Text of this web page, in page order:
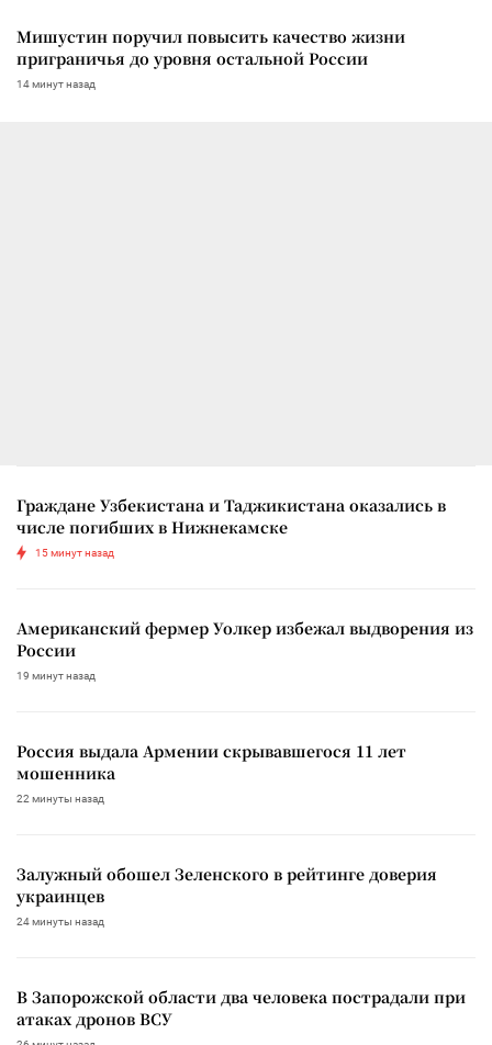
Мишустин поручил повысить качество жизни
приграничья до уровня остальной России
14 минут назад
Граждане Узбекистана и Таджикистана оказались в
числе погибших в Нижнекамске
15 минут назад
Американский фермер Уолкер избежал выдворения из
России
19 минут назад
Россия выдала Армении скрывавшегося 11 лет
мошенника
22 минуты назад
Залужный обошел Зеленского в рейтинге доверия
украинцев
24 минуты назад
В Запорожской области два человека пострадали при
атаках дронов ВСУ